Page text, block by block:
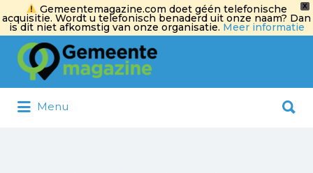
X
Gemeentemagazine.com doet géén telefonische
acquisitie. Wordt u telefonisch benaderd uit onze naam? Dan
is dit niet afkomstig van onze organisatie. Meer informatie
Zoek
naar:
Menu
naar: